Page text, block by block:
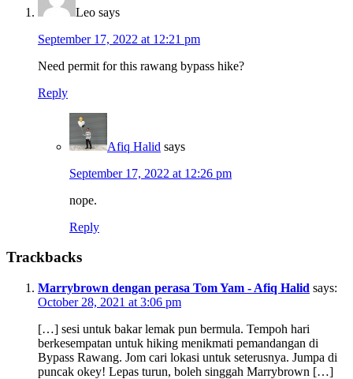
Leo says
September 17, 2022 at 12:21 pm
Need permit for this rawang bypass hike?
Reply
Afiq Halid says
September 17, 2022 at 12:26 pm
nope.
Reply
Trackbacks
Marrybrown dengan perasa Tom Yam - Afiq Halid says:
October 28, 2021 at 3:06 pm
[…] sesi untuk bakar lemak pun bermula. Tempoh hari
berkesempatan untuk hiking menikmati pemandangan di
Bypass Rawang. Jom cari lokasi untuk seterusnya. Jumpa di
puncak okey! Lepas turun, boleh singgah Marrybrown […]